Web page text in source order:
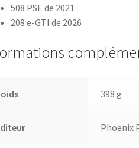
508 PSE de 2021
208 e-GTI de 2026
398 g
Phoenix